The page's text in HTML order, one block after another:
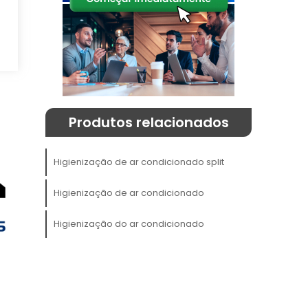
Produtos relacionados
Higienização de ar condicionado split
Higienização de ar condicionado
Higienização do ar condicionado